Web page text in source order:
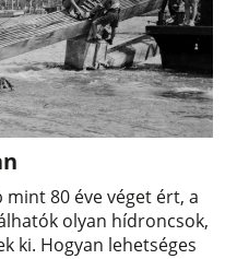
80 éve véget ért, a
olyan hídroncsok,
ki. Hogyan lehetséges